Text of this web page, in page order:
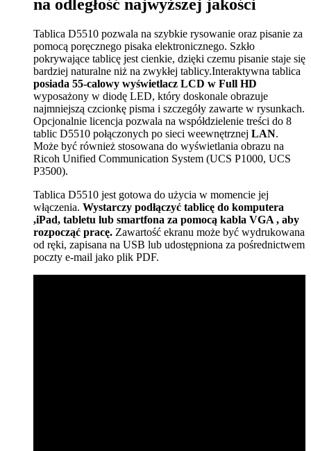
na odległość najwyższej jakości
Tablica D5510 pozwala na szybkie rysowanie oraz pisanie za
pomocą poręcznego pisaka elektronicznego. Szkło
pokrywające tablicę jest cienkie, dzięki czemu pisanie staje się
bardziej naturalne niż na zwykłej tablicy.Interaktywna tablica
posiada 55-calowy wyświetlacz LCD w Full HD
wyposażony w diodę LED, który doskonale obrazuje
najmniejszą czcionkę pisma i szczegóły zawarte w rysunkach.
Opcjonalnie licencja pozwala na współdzielenie treści do 8
tablic D5510 połączonych po sieci weewnętrznej LAN.
Może być również stosowana do wyświetlania obrazu na
Ricoh Unified Communication System (UCS P1000, UCS
P3500).
Tablica D5510 jest gotowa do użycia w momencie jej
włączenia. Wystarczy podłączyć tablicę do komputera
,iPad, tabletu lub smartfona za pomocą kabla VGA , aby
rozpocząć pracę. Zawartość ekranu może być wydrukowana
od ręki, zapisana na USB lub udostępniona za pośrednictwem
poczty e-mail jako plik PDF.